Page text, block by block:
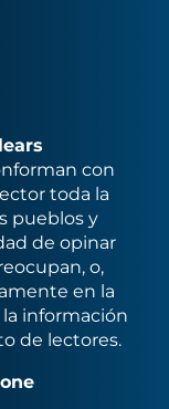
con
toda la
pueblos y
de opinar
o,
en la
información
de lectores.